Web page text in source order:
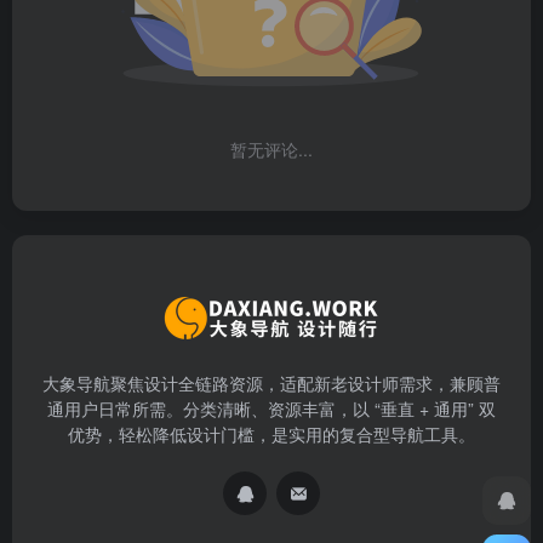
暂无评论...
大象导航聚焦设计全链路资源，适配新老设计师需求，兼顾普
通用户日常所需。分类清晰、资源丰富，以 “垂直 + 通用” 双
优势，轻松降低设计门槛，是实用的复合型导航工具。